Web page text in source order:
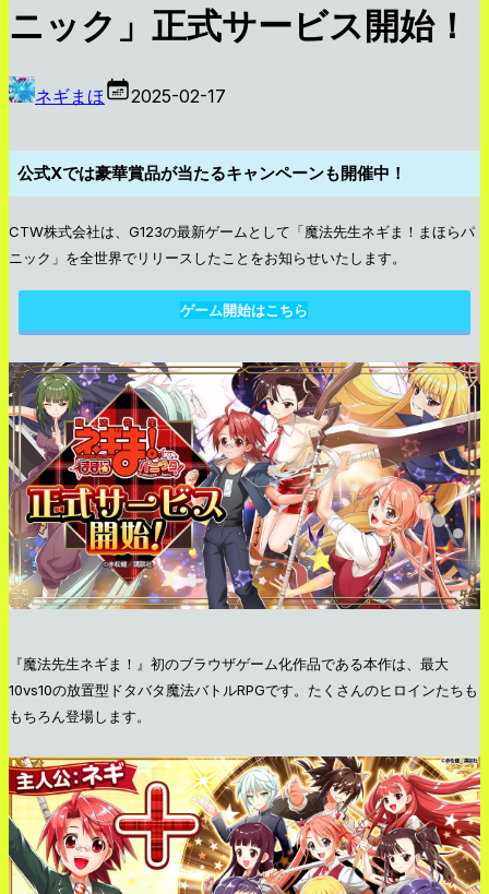
ニック」正式サービス開始！
ネギまほ 2025-02-17
公式Xでは豪華賞品が当たるキャンペーンも開催中！
CTW株式会社は、G123の最新ゲームとして「魔法先生ネギま！まほらパ
ニック」を全世界でリリースしたことをお知らせいたします。
ゲーム開始はこちら
『魔法先生ネギま！』初のブラウザゲーム化作品である本作は、最大
10vs10の放置型ドタバタ魔法バトルRPGです。たくさんのヒロインたちも
もちろん登場します。